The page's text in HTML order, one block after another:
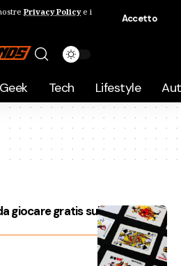
Privacy Policye i
Accetto
Geek Tech Lifestyle
giocare gratis sul proprio